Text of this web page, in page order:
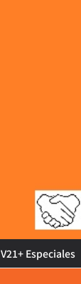
V21+ Especiales